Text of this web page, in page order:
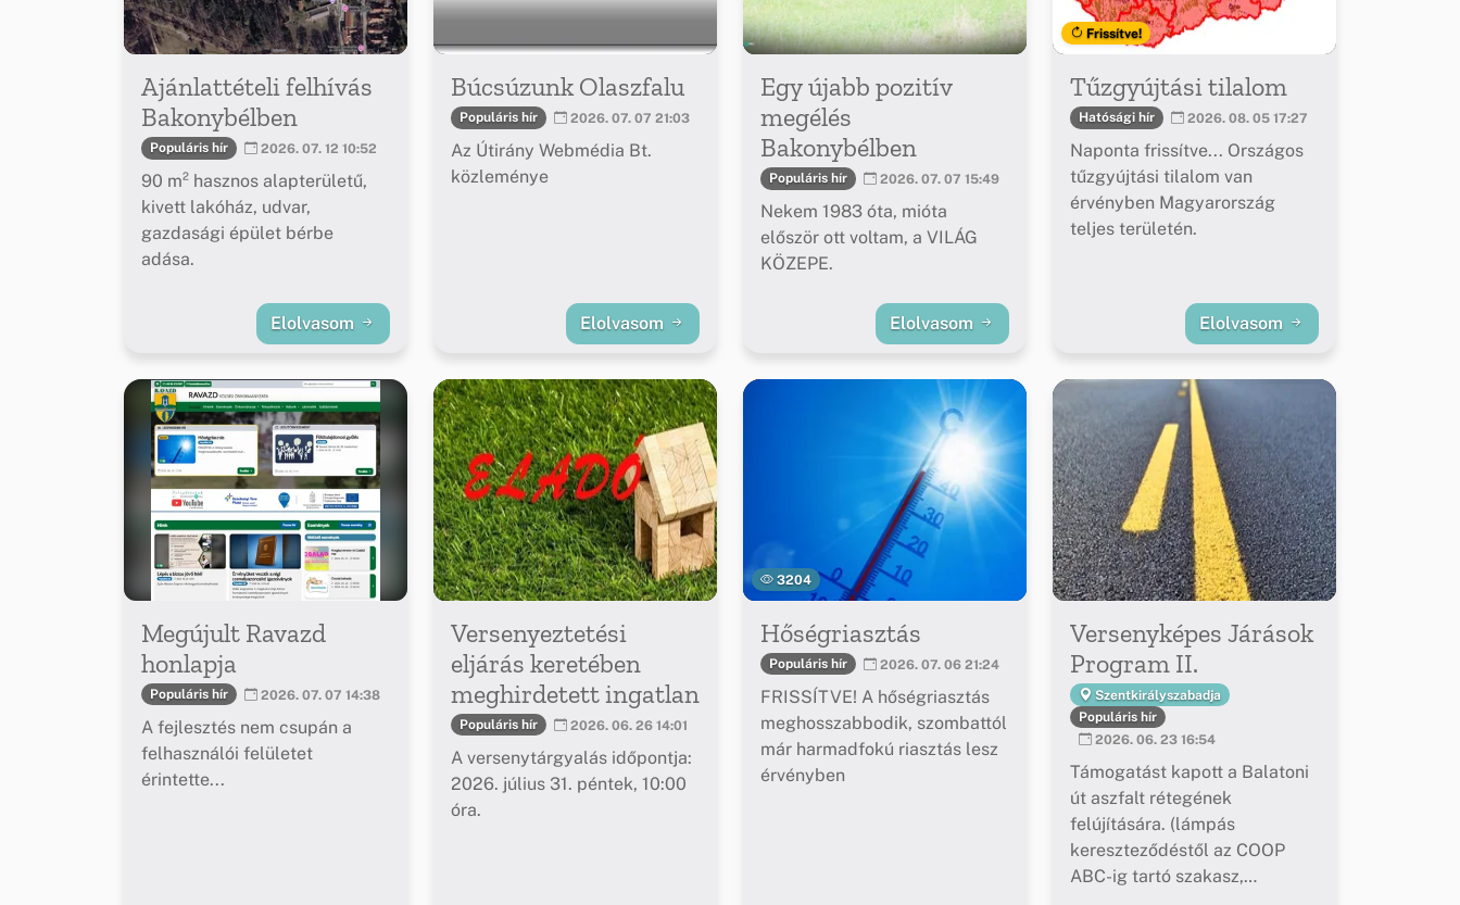
Ajánlattételi felhívás
Bakonybélben
Populáris hír 2026. 07. 12 10:52
90 m² hasznos alapterületű,
kivett lakóház, udvar,
gazdasági épület bérbe
adása.
Elolvasom
Búcsúzunk Olaszfalu
Populáris hír 2026. 07. 07 21:03
Az Útirány Webmédia Bt.
közleménye
Elolvasom
Egy újabb pozitív
megélés
Bakonybélben
Populáris hír 2026. 07. 07 15:49
Nekem 1983 óta, mióta
először ott voltam, a VILÁG
KÖZEPE.
Elolvasom
Frissítve!
Tűzgyújtási tilalom
Hatósági hír 2026. 08. 05 17:27
Naponta frissítve... Országos
tűzgyújtási tilalom van
érvényben Magyarország
teljes területén.
Elolvasom
Megújult Ravazd
honlapja
Populáris hír 2026. 07. 07 14:38
A fejlesztés nem csupán a
felhasználói felületet
érintette...
Versenyeztetési
eljárás keretében
meghirdetett ingatlan
Populáris hír 2026. 06. 26 14:01
A versenytárgyalás időpontja:
2026. július 31. péntek, 10:00
óra.
3204
Hőségriasztás
Populáris hír 2026. 07. 06 21:24
FRISSÍTVE! A hőségriasztás
meghosszabbodik, szombattól
már harmadfokú riasztás lesz
érvényben
Versenyképes Járások
Program II.
Szentkirályszabadja
Populáris hír
2026. 06. 23 16:54
Támogatást kapott a Balatoni
út aszfalt rétegének
felújítására. (lámpás
kereszteződéstől az COOP
ABC-ig tartó szakasz,